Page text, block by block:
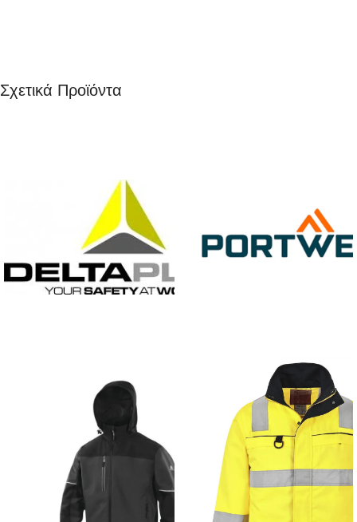
Σχετικά Προϊόντα